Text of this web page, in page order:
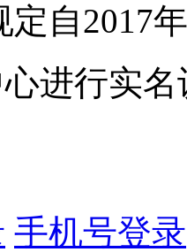
自2017
进行实名
手机号登录